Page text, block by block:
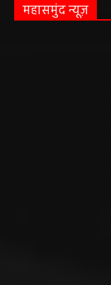
महासमुंद न्यूज़